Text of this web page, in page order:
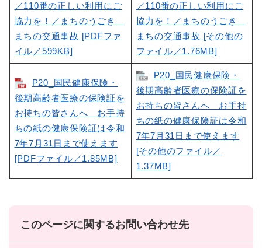
／110番の正しい利用にご
協力を！／まちのうごき
まちの交通事故 [PDFファ
イル／599KB]
／110番の正しい利用にご
協力を！／まちのうごき
まちの交通事故 [その他の
ファイル／1.76MB]
P20_国民健康保険・
後期高齢者医療の保険証を
お持ちの皆さんへ お手持
ちの紙の健康保険証は令和
7年7月31日まで使えます
[PDFファイル／1.85MB]
P20_国民健康保険・
後期高齢者医療の保険証を
お持ちの皆さんへ お手持
ちの紙の健康保険証は令和
7年7月31日まで使えます
[その他のファイル／
1.37MB]
このページに関するお問い合わせ先